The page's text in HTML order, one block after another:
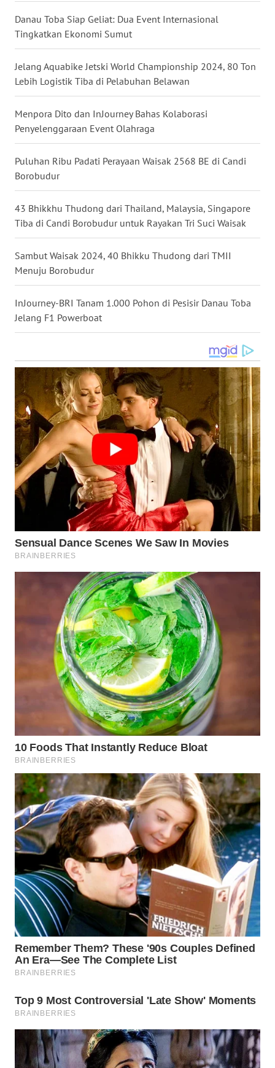
Danau Toba Siap Geliat: Dua Event Internasional
Tingkatkan Ekonomi Sumut
Jelang Aquabike Jetski World Championship 2024, 80 Ton
Lebih Logistik Tiba di Pelabuhan Belawan
Menpora Dito dan InJourney Bahas Kolaborasi
Penyelenggaraan Event Olahraga
Puluhan Ribu Padati Perayaan Waisak 2568 BE di Candi
Borobudur
43 Bhikkhu Thudong dari Thailand, Malaysia, Singapore
Tiba di Candi Borobudur untuk Rayakan Tri Suci Waisak
Sambut Waisak 2024, 40 Bhikku Thudong dari TMII
Menuju Borobudur
InJourney-BRI Tanam 1.000 Pohon di Pesisir Danau Toba
Jelang F1 Powerboat
WN
BABEL
WN
SUMBAR
SUMSEL
BENGKULU
LAMPUNG
JATENG
NUSANTARA
WN
JATIM
WN
BALI
WN
KALBAR
KALTENG
WN
SULSEL
WN
GORONTALO
WN
SULUT
WN
MALUKU
WN
MALUT
WN
DAIRI
WN
TOBA
WN
NIAS